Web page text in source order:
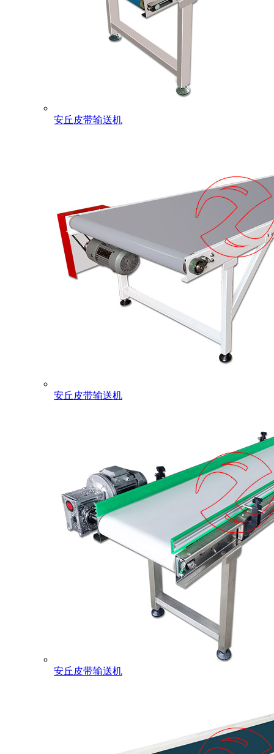
安丘皮带输送机
安丘皮带输送机
安丘皮带输送机